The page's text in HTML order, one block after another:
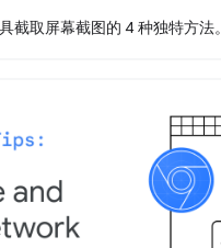
截取屏幕截图的 4 种独特方法。